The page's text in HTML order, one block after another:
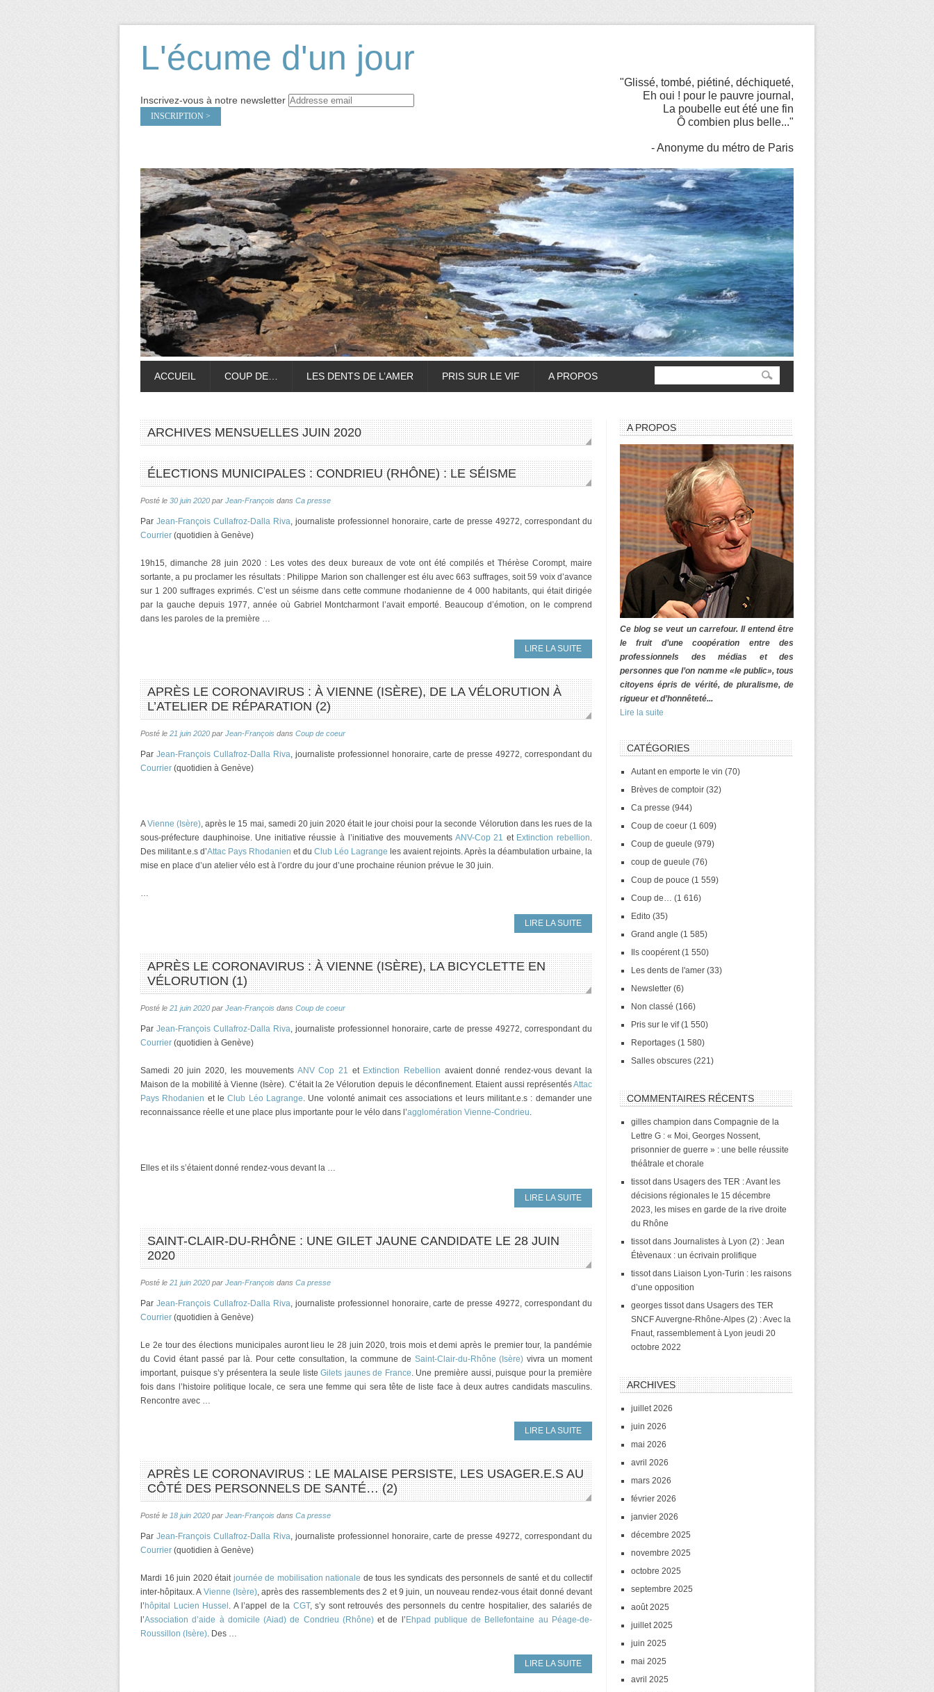
L'écume d'un jour
Inscrivez-vous à notre newsletter
"Glissé, tombé, piétiné, déchiqueté,
Eh oui ! pour le pauvre journal,
La poubelle eut été une fin
Ô combien plus belle..."
- Anonyme du métro de Paris
ACCUEIL COUP DE… LES DENTS DE L’AMER PRIS SUR LE VIF A PROPOS
ARCHIVES MENSUELLESJUIN 2020
ÉLECTIONS MUNICIPALES : CONDRIEU (RHÔNE) : LE SÉISME
Posté le 30 juin 2020 par Jean-François dans Ca presse
Par Jean-François Cullafroz-Dalla Riva, journaliste professionnel honoraire, carte de presse 49272, correspondant du
Courrier (quotidien à Genève)
19h15, dimanche 28 juin 2020 : Les votes des deux bureaux de vote ont été compilés et Thérèse Corompt, maire
sortante, a pu proclamer les résultats : Philippe Marion son challenger est élu avec 663 suffrages, soit 59 voix d’avance
sur 1 200 suffrages exprimés. C’est un séisme dans cette commune rhodanienne de 4 000 habitants, qui était dirigée
par la gauche depuis 1977, année où Gabriel Montcharmont l’avait emporté. Beaucoup d’émotion, on le comprend
dans les paroles de la première …
LIRE LA SUITE
APRÈS LE CORONAVIRUS : À VIENNE (ISÈRE), DE LA VÉLORUTION À
L’ATELIER DE RÉPARATION (2)
Posté le 21 juin 2020 par Jean-François dans Coup de coeur
Par Jean-François Cullafroz-Dalla Riva, journaliste professionnel honoraire, carte de presse 49272, correspondant du
Courrier (quotidien à Genève)
AVienne (Isère), après le 15 mai, samedi 20 juin 2020 était le jour choisi pour la seconde Vélorution dans les rues de la
sous-préfecture dauphinoise. Une initiative réussie à l’initiative des mouvements ANV-Cop 21 et Extinction rebellion.
Des militant.e.s d’Attac Pays Rhodanien et du Club Léo Lagrange les avaient rejoints. Après la déambulation urbaine, la
mise en place d’un atelier vélo est à l’ordre du jour d’une prochaine réunion prévue le 30 juin.
…
LIRE LA SUITE
APRÈS LE CORONAVIRUS : À VIENNE (ISÈRE), LA BICYCLETTE EN
VÉLORUTION (1)
Posté le 21 juin 2020 par Jean-François dans Coup de coeur
Par Jean-François Cullafroz-Dalla Riva, journaliste professionnel honoraire, carte de presse 49272, correspondant du
Courrier (quotidien à Genève)
Samedi 20 juin 2020, les mouvements ANV Cop 21 et Extinction Rebellion avaient donné rendez-vous devant la
Maison de la mobilité à Vienne (Isère). C’était la 2e Vélorution depuis le déconfinement. Etaient aussi représentésAttac
Pays Rhodanien et leClub Léo Lagrange. Une volonté animait ces associations et leurs militant.e.s : demander une
reconnaissance réelle et une place plus importante pour le vélo dans l’agglomération Vienne-Condrieu.
Elles et ils s’étaient donné rendez-vous devant la …
LIRE LA SUITE
SAINT-CLAIR-DU-RHÔNE : UNE GILET JAUNE CANDIDATE LE 28 JUIN
2020
Posté le 21 juin 2020 par Jean-François dans Ca presse
Par Jean-François Cullafroz-Dalla Riva, journaliste professionnel honoraire, carte de presse 49272, correspondant du
Courrier (quotidien à Genève)
Le 2e tour des élections municipales auront lieu le 28 juin 2020, trois mois et demi après le premier tour, la pandémie
du Covid étant passé par là. Pour cette consultation, la commune de Saint-Clair-du-Rhône (Isère) vivra un moment
important, puisque s’y présentera la seule listeGilets jaunes de France. Une première aussi, puisque pour la première
fois dans l’histoire politique locale, ce sera une femme qui sera tête de liste face à deux autres candidats masculins.
Rencontre avec …
LIRE LA SUITE
APRÈS LE CORONAVIRUS : LE MALAISE PERSISTE, LES USAGER.E.S AU
CÔTÉ DES PERSONNELS DE SANTÉ… (2)
Posté le 18 juin 2020 par Jean-François dans Ca presse
Par Jean-François Cullafroz-Dalla Riva, journaliste professionnel honoraire, carte de presse 49272, correspondant du
Courrier (quotidien à Genève)
Mardi 16 juin 2020 était journée de mobilisation nationale de tous les syndicats des personnels de santé et du collectif
inter-hôpitaux. A Vienne (Isère), après des rassemblements des 2 et 9 juin, un nouveau rendez-vous était donné devant
l’ hôpital Lucien Hussel . A l’appel de la CGT, s’y sont retrouvés des personnels du centre hospitalier, des salariés de
l’Association d’aide à domicile (Aiad) de Condrieu (Rhône)et de l’ Ehpad publique de Bellefontaine au Péage-de-
Roussillon (Isère). Des …
LIRE LA SUITE
A PROPOS
Ce blog se veut un carrefour. Il entend être
le fruit d’une coopération entre des
professionnels des médias et des
personnes que l’on nomme «le public», tous
citoyens épris de vérité, de pluralisme, de
rigueur et d’honnêteté...
Lire la suite
CATÉGORIES
Autant en emporte le vin (70)
Brèves de comptoir (32)
Ca presse (944)
Coup de coeur (1 609)
Coup de gueule (979)
coup de gueule (76)
Coup de pouce (1 559)
Coup de… (1 616)
Edito (35)
Grand angle (1 585)
Ils coopérent(1 550)
Les dents de l'amer (33)
Newsletter (6)
Non classé (166)
Pris sur le vif(1 550)
Reportages (1 580)
Salles obscures (221)
COMMENTAIRES RÉCENTS
gilles champion dans Compagnie de la
Lettre G : « Moi, Georges Nossent,
prisonnier de guerre » : une belle réussite
théâtrale et chorale
tissotdans Usagers des TER : Avant les
décisions régionales le 15 décembre
2023, les mises en garde de la rive droite
du Rhône
tissotdans Journalistes à Lyon (2) : Jean
Étèvenaux : un écrivain prolifique
tissotdans Liaison Lyon-Turin : les raisons
d’une opposition
georges tissotdans Usagers des TER
SNCF Auvergne-Rhône-Alpes (2) : Avec la
Fnaut, rassemblement à Lyon jeudi 20
octobre 2022
ARCHIVES
juillet 2026
juin 2026
mai 2026
avril 2026
mars 2026
février 2026
janvier 2026
décembre 2025
novembre 2025
octobre 2025
septembre 2025
août 2025
juillet 2025
juin 2025
mai 2025
avril 2025